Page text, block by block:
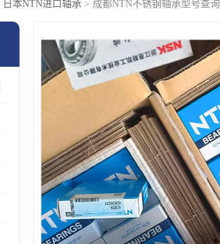
日本NTN进口轴承 > 成都NTN不锈钢轴承型号查询